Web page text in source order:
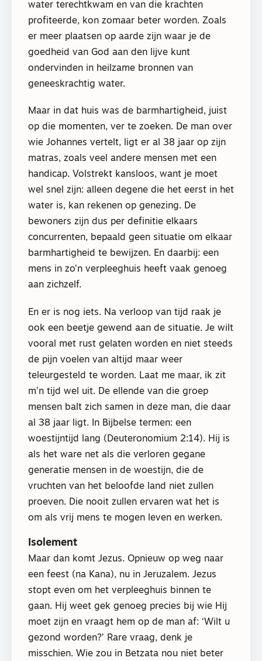
water terechtkwam en van die krachten
profiteerde, kon zomaar beter worden. Zoals
er meer plaatsen op aarde zijn waar je de
goedheid van God aan den lijve kunt
ondervinden in heilzame bronnen van
geneeskrachtig water.
Maar in dat huis was de barmhartigheid, juist
op die momenten, ver te zoeken. De man over
wie Johannes vertelt, ligt er al 38 jaar op zijn
matras, zoals veel andere mensen met een
handicap. Volstrekt kansloos, want je moet
wel snel zijn: alleen degene die het eerst in het
water is, kan rekenen op genezing. De
bewoners zijn dus per definitie elkaars
concurrenten, bepaald geen situatie om elkaar
barmhartigheid te bewijzen. En daarbij: een
mens in zo’n verpleeghuis heeft vaak genoeg
aan zichzelf.
En er is nog iets. Na verloop van tijd raak je
ook een beetje gewend aan de situatie. Je wilt
vooral met rust gelaten worden en niet steeds
de pijn voelen van altijd maar weer
teleurgesteld te worden. Laat me maar, ik zit
m’n tijd wel uit. De ellende van die groep
mensen balt zich samen in deze man, die daar
al 38 jaar ligt. In Bijbelse termen: een
woestijntijd lang (Deuteronomium 2:14). Hij is
als het ware net als die verloren gegane
generatie mensen in de woestijn, die de
vruchten van het beloofde land niet zullen
proeven. Die nooit zullen ervaren wat het is
om als vrij mens te mogen leven en werken.
Isolement
Maar dan komt Jezus. Opnieuw op weg naar
een feest (na Kana), nu in Jeruzalem. Jezus
stopt even om het verpleeghuis binnen te
gaan. Hij weet gek genoeg precies bij wie Hij
moet zijn en vraagt hem op de man af: ‘Wilt u
gezond worden?’ Rare vraag, denk je
misschien. Wie zou in Betzata nou niet beter